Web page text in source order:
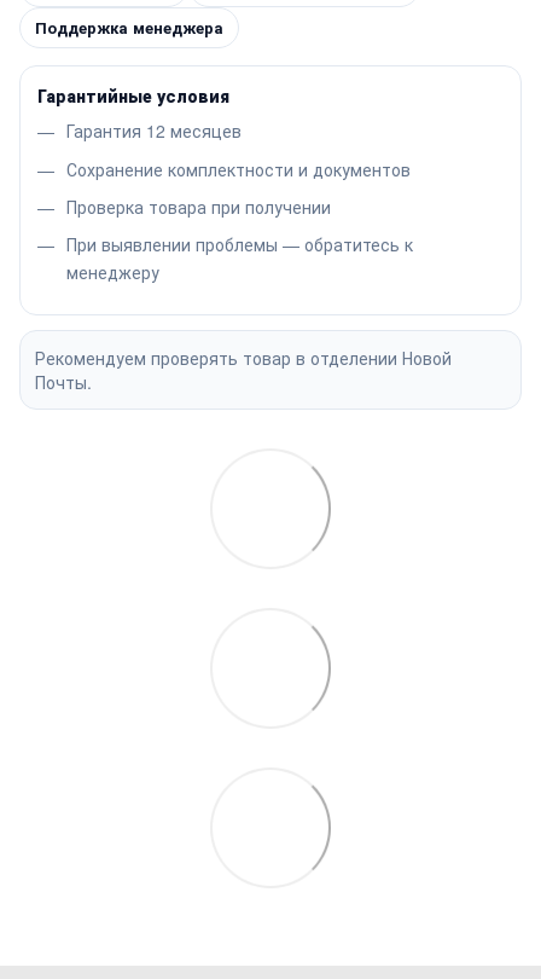
Поддержка менеджера
Гарантийные условия
Гарантия 12 месяцев
Сохранение комплектности и документов
Проверка товара при получении
При выявлении проблемы — обратитесь к
менеджеру
Рекомендуем проверять товар в отделении Новой
Почты.